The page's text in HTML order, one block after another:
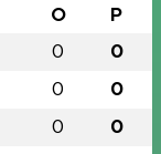
O P
0 0
0 0
0 0